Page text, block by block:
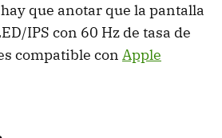
que anotar que la pantalla
IPS con 60 Hz de tasa de
compatible con Apple